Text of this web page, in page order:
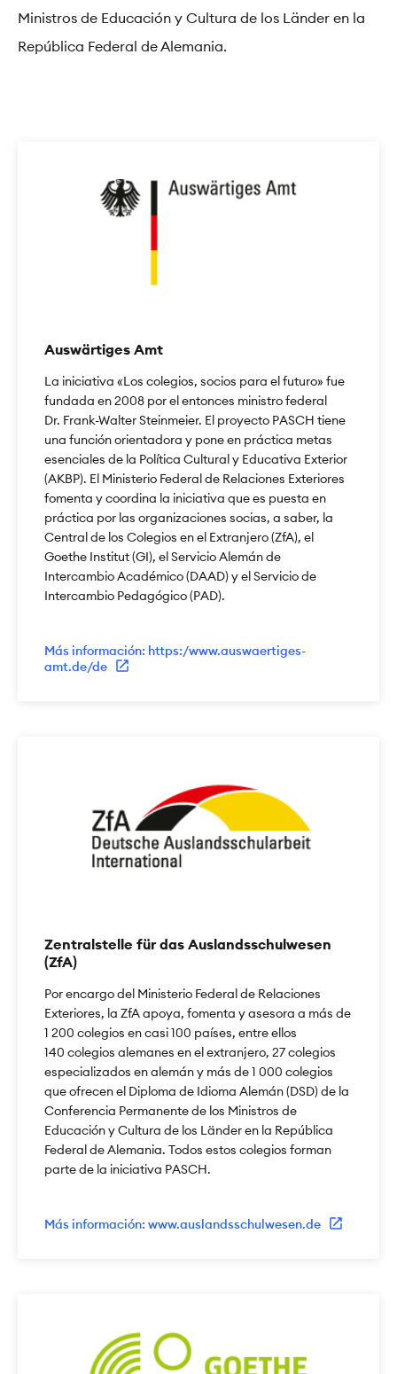
Ministros de Educación y Cultura de los Länder en la
República Federal de Alemania.
Auswärtiges Amt
La iniciativa «Los colegios, socios para el futuro» fue
fundada en 2008 por el entonces ministro federal
Dr. Frank-Walter Steinmeier. El proyecto PASCH tiene
una función orientadora y pone en práctica metas
esenciales de la Política Cultural y Educativa Exterior
(AKBP). El Ministerio Federal de Relaciones Exteriores
fomenta y coordina la iniciativa que es puesta en
práctica por las organizaciones socias, a saber, la
Central de los Colegios en el Extranjero (ZfA), el
Goethe Institut (GI), el Servicio Alemán de
Intercambio Académico (DAAD) y el Servicio de
Intercambio Pedagógico (PAD).
Más información: https:/www.auswaertiges-
amt.de/de
Zentralstelle für das Auslandsschulwesen
(ZfA)
Por encargo del Ministerio Federal de Relaciones
Exteriores, la ZfA apoya, fomenta y asesora a más de
1 200 colegios en casi 100 países, entre ellos
140 colegios alemanes en el extranjero, 27 colegios
especializados en alemán y más de 1 000 colegios
que ofrecen el Diploma de Idioma Alemán (DSD) de la
Conferencia Permanente de los Ministros de
Educación y Cultura de los Länder en la República
Federal de Alemania. Todos estos colegios forman
parte de la iniciativa PASCH.
Más información: www.auslandsschulwesen.de